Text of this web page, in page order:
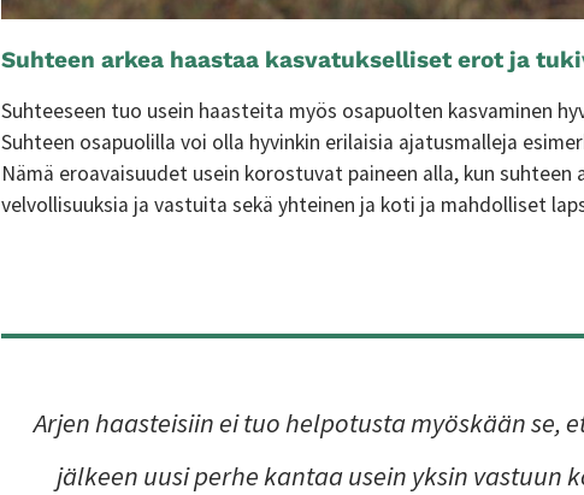
Suhteen arkea haastaa kasvatukselliset erot ja
Suhteeseen tuo usein haasteita myös osapuolten kasvaminen
Suhteen osapuolilla voi olla hyvinkin erilaisia ajatusmalleja
Nämä eroavaisuudet usein korostuvat paineen alla, kun
velvollisuuksia ja vastuita sekä yhteinen ja koti ja mahdolliset
Arjen haasteisiin ei tuo helpotusta myöskään se,
jälkeen uusi perhe kantaa usein yksin vastuun